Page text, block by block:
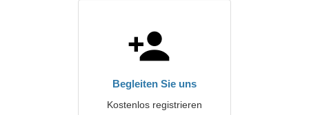
Begleiten Sie uns
Kostenlos registrieren